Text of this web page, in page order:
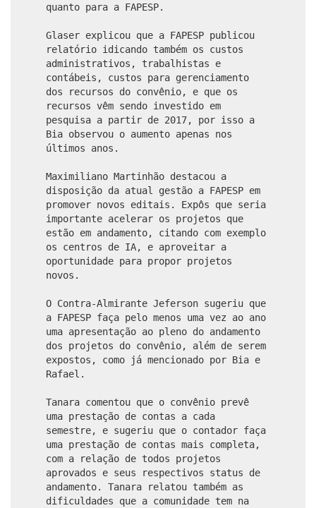
quanto para a FAPESP.
Glaser explicou que a FAPESP publicou
relatório idicando também os custos
administrativos, trabalhistas e
contábeis, custos para gerenciamento
dos recursos do convênio, e que os
recursos vêm sendo investido em
pesquisa a partir de 2017, por isso a
Bia observou o aumento apenas nos
últimos anos.
Maximiliano Martinhão destacou a
disposição da atual gestão a FAPESP em
promover novos editais. Expôs que seria
importante acelerar os projetos que
estão em andamento, citando com exemplo
os centros de IA, e aproveitar a
oportunidade para propor projetos
novos.
O Contra-Almirante Jeferson sugeriu que
a FAPESP faça pelo menos uma vez ao ano
uma apresentação ao pleno do andamento
dos projetos do convênio, além de serem
expostos, como já mencionado por Bia e
Rafael.
Tanara comentou que o convênio prevê
uma prestação de contas a cada
semestre, e sugeriu que o contador faça
uma prestação de contas mais completa,
com a relação de todos projetos
aprovados e seus respectivos status de
andamento. Tanara relatou também as
dificuldades que a comunidade tem na